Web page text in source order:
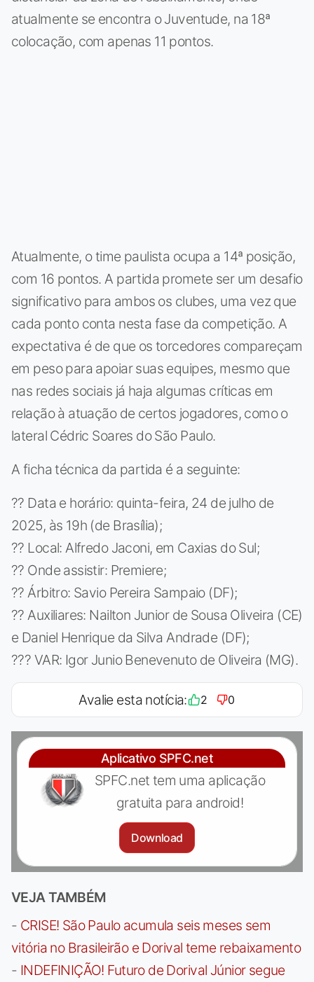
atualmente se encontra o Juventude, na 18ª
colocação, com apenas 11 pontos.
Atualmente, o time paulista ocupa a 14ª posição,
com 16 pontos. A partida promete ser um desafio
significativo para ambos os clubes, uma vez que
cada ponto conta nesta fase da competição. A
expectativa é de que os torcedores compareçam
em peso para apoiar suas equipes, mesmo que
nas redes sociais já haja algumas críticas em
relação à atuação de certos jogadores, como o
lateral Cédric Soares do São Paulo.
A ficha técnica da partida é a seguinte:
?? Data e horário: quinta-feira, 24 de julho de
2025, às 19h (de Brasília);
?? Local: Alfredo Jaconi, em Caxias do Sul;
?? Onde assistir: Premiere;
?? Árbitro: Savio Pereira Sampaio (DF);
?? Auxiliares: Nailton Junior de Sousa Oliveira (CE)
e Daniel Henrique da Silva Andrade (DF);
??? VAR: Igor Junio Benevenuto de Oliveira (MG).
Avalie esta notícia: 2 0
Aplicativo SPFC.net
SPFC.net tem uma aplicação
gratuita para android!
Download
VEJA TAMBÉM
- CRISE! São Paulo acumula seis meses sem
vitória no Brasileirão e Dorival teme rebaixamento
- INDEFINIÇÃO! Futuro de Dorival Júnior segue